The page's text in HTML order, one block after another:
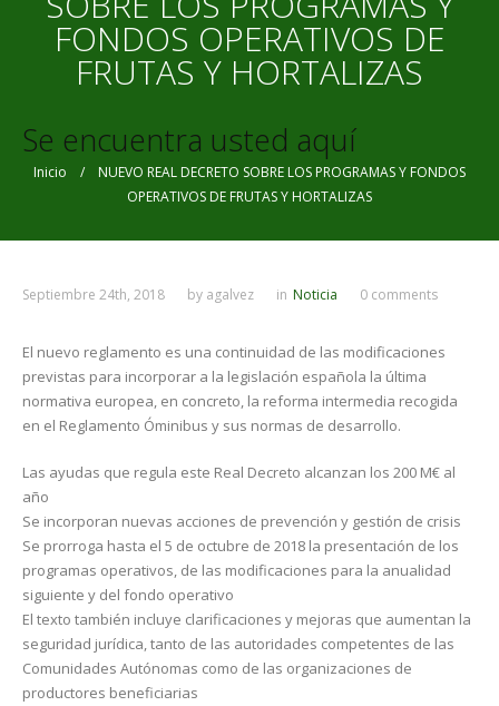
FONDOS OPERATIVOS DE
FRUTAS Y HORTALIZAS
Se encuentra usted aquí
Inicio / NUEVO REAL DECRETO SOBRE LOS PROGRAMAS Y FONDOS
OPERATIVOS DE FRUTAS Y HORTALIZAS
Septiembre 24th, 2018 by agalvez in Noticia 0 comments
El nuevo reglamento es una continuidad de las modificaciones
previstas para incorporar a la legislación española la última
normativa europea, en concreto, la reforma intermedia recogida
en el Reglamento Óminibus y sus normas de desarrollo.
Las ayudas que regula este Real Decreto alcanzan los 200 M€ al
año
Se incorporan nuevas acciones de prevención y gestión de crisis
Se prorroga hasta el 5 de octubre de 2018 la presentación de los
programas operativos, de las modificaciones para la anualidad
siguiente y del fondo operativo
El texto también incluye clarificaciones y mejoras que aumentan la
seguridad jurídica, tanto de las autoridades competentes de las
Comunidades Autónomas como de las organizaciones de
productores beneficiarias